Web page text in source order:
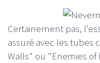
Certainement pas,
assuré avec les tubes
Walls" ou "Enemies of